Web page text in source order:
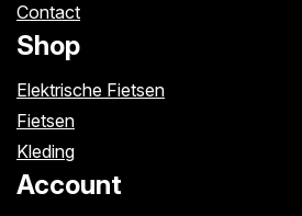
Contact
Shop
Elektrische Fietsen
Fietsen
Kleding
Account